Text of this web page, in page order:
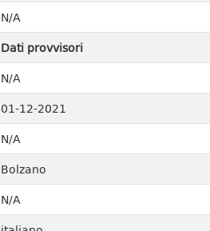
N/A
Dati provvisori
N/A
01-12-2021
N/A
Bolzano
N/A